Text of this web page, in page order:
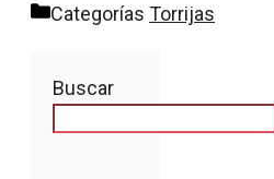
Categorías Torrijas
Buscar